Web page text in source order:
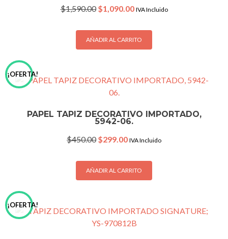
$1,590.00 Original
was:
$1,590.00.
$1,090.00Current
is:
$1,090.00.
IVA Incluido
AÑADIR AL CARRITO
¡OFERTA!
PAPEL TAPIZ DECORATIVO IMPORTADO,
5942-06.
$450.00 Original
was:
$450.00.
$299.00Current
is:
$299.00.
IVA Incluido
AÑADIR AL CARRITO
¡OFERTA!